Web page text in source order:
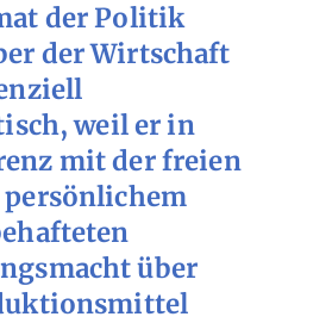
der Politik
der Wirtschaft
weil er in
mit der freien
über